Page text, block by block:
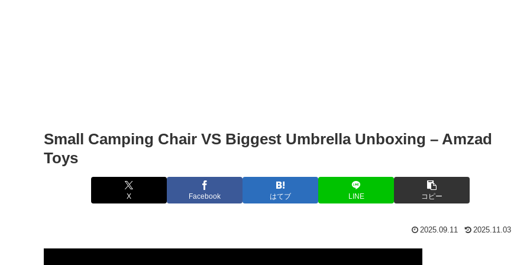
Small Camping Chair VS Biggest Umbrella Unboxing – Amzad
Toys
X Facebook はてブ LINE コピー
2025.09.11 2025.11.03